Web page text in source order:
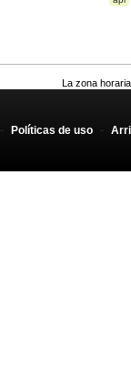
La zona
- Políticas de uso -